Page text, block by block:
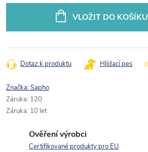
VLOŽIT DO KOŠÍKU
Dotaz k produktu Hlídací pes
Značka:Sapho
Záruka: 120
Záruka: 10 let
Ověření výrobci
Certifikované produkty pro EU